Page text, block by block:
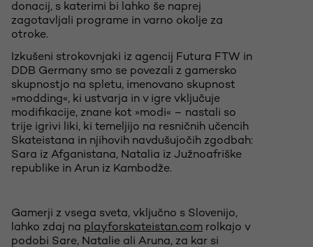
donacij, s katerimi bi lahko še naprej
zagotavljali programe in varno okolje za
otroke.
Izkušeni strokovnjaki iz agencij Futura FTW in
DDB Germany smo se povezali z gamersko
skupnostjo na spletu, imenovano skupnost
»modding«, ki ustvarja in v igre vključuje
modifikacije, znane kot »modi« – nastali so
trije igrivi liki, ki temeljijo na resničnih učencih
Skateistana in njihovih navdušujočih zgodbah:
Sara iz Afganistana, Natalia iz Južnoafriške
republike in Arun iz Kambodže.
Gamerji z vsega sveta, vključno s Slovenijo,
lahko zdaj na playforskateistan.com rolkajo v
podobi Sare, Natalie ali Aruna, za kar si